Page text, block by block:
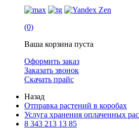
(0)
Ваша корзина пуста
Оформить заказ
Заказать звонок
Скачать прайс
Назад
Отправка растений в коробах
Услуга хранения оплаченных
8 343 213 13 85